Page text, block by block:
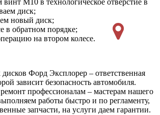
винт М10 в технологическое отверстие в
диск;
новый диск;
в обратном порядке;
на втором колесе.
Форд Эксплорер – ответственная
зависит безопасность автомобиля.
профессионалам – мастерам нашего
работы быстро и по регламенту,
запчасти, на услуги даем гарантии.